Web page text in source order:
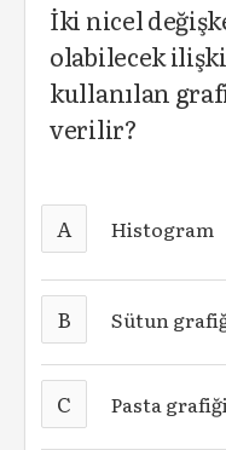
İki nicel
olabilecek
kullanılan
verilir?
A Histogram
B Sütun
C Pasta